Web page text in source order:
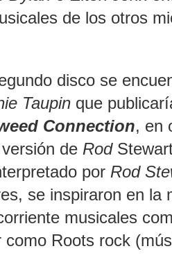
de los otros
disco se
Taupin que
Connection, en
de Rod
por Rod
se inspiraron en la
musicales
como Roots rock